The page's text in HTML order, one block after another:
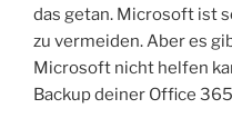
das getan. Microsoft ist
zu vermeiden. Aber es
Microsoft nicht helfen
Backup deiner Office